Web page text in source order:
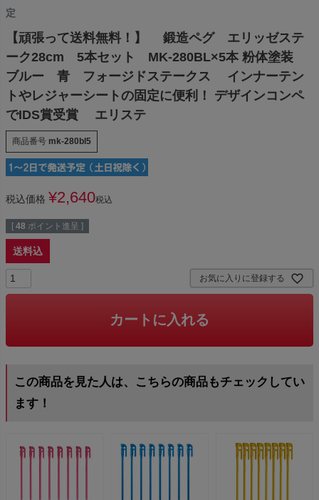
定
【頑張って送料無料！】 鍛造ペグ エリッゼステ
ーク28cm 5本セット MK-280BL×5本 粉体塗装
ブルー 青 フォージドステークス インナーテン
トやレジャーシートの固定に便利！ デザインコンペ
でIDS賞受賞 エリステ
商品番号 mk-280bl5
税込価格 ¥2,640税込
[ 48 ポイント進呈 ]
送料込
お気に入りに登録する
カートに入れる
この商品を見た人は、こちらの商品もチェックしてい
ます！